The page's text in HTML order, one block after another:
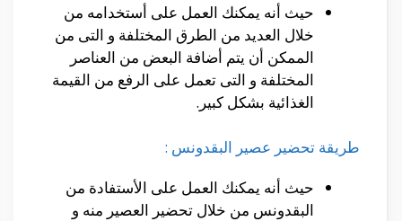
حيث أنه يمكنك العمل على أستخدامه من
خلال العديد من الطرق المختلفة و التى من
الممكن أن يتم أضافة البعض من العناصر
المختلفة و التى تعمل على الرفع من القيمة
الغذائية بشكل كبير.
طريقة تحضير عصير البقدونس :
حيث أنه يمكنك العمل على الأستفادة من
البقدونس من خلال تحضير العصير منه و